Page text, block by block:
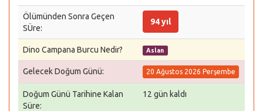
Ölümünden Sonra Geçen
SÜre:
94 yıl
Dino Campana Burcu Nedir? Aslan
Gelecek Doğum Günü: 20 Ağustos 2026 Perşembe
Doğum Günü Tarihine Kalan
Süre:
12 gün kaldı